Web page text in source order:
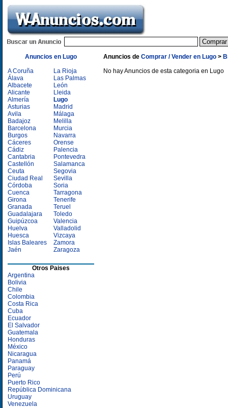
Anuncios en Lugo
A Coruña
Álava
Albacete
Alicante
Almería
Asturias
Avila
Badajoz
Barcelona
Burgos
Cáceres
Cádiz
Cantabria
Castellón
Ceuta
Ciudad Real
Córdoba
Cuenca
Girona
Granada
Guadalajara
Guipúzcoa
Huelva
Huesca
Islas Baleares
Jaén
La Rioja
Las Palmas
León
Lleida
Lugo
Madrid
Málaga
Melilla
Murcia
Navarra
Orense
Palencia
Pontevedra
Salamanca
Segovia
Sevilla
Soria
Tarragona
Tenerife
Teruel
Toledo
Valencia
Valladolid
Vizcaya
Zamora
Zaragoza
Otros Paises
Argentina
Bolivia
Chile
Colombia
Costa Rica
Cuba
Ecuador
El Salvador
Guatemala
Honduras
México
Nicaragua
Panamá
Paraguay
Perú
Puerto Rico
República Dominicana
Uruguay
Venezuela
Anuncios de Comprar / Vender en Lugo >
No hay Anuncios de esta categoria en Lugo